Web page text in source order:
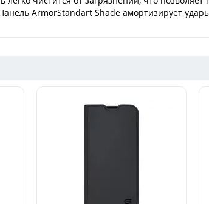
ArmorStandart Shade амортизирует